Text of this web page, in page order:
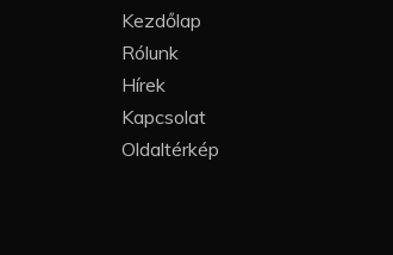
Kezdőlap
Rólunk
Hírek
Kapcsolat
Oldaltérkép